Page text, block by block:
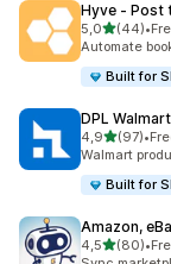
Hyve ‑ Post
5,05 yıldız
(44)
toplam 44•
Automate
Built for
DPL
4,95 yıldız
(97)
toplam 97•
Walmart
Built for
Amazon,
4,55 yıldız
(80)
toplam 80•